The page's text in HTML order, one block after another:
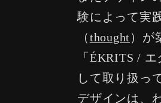
験によって実
（thought ）が
「ÉKRITS /
して取り扱っ
デザインは、